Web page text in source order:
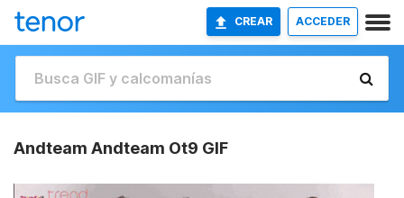
CREAR ACCEDER
Andteam Andteam Ot9 GIF